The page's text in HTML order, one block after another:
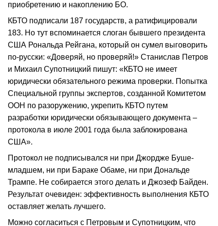
приобретению и накоплению БО.
КБТО подписали 187 государств, а ратифицировали
183. Но тут вспоминается слоган бывшего президента
США Рональда Рейгана, который он сумел выговорить
по-русски: «Доверяй, но проверяй!» Станислав Петров
и Михаил Супотницкий пишут: «КБТО не имеет
юридически обязательного режима проверки. Попытка
Специальной группы экспертов, созданной Комитетом
ООН по разоружению, укрепить КБТО путем
разработки юридически обязывающего документа –
протокола в июле 2001 года была заблокирована
США».
Протокол не подписывался ни при Джордже Буше-
младшем, ни при Бараке Обаме, ни при Дональде
Трампе. Не собирается этого делать и Джозеф Байден.
Результат очевиден: эффективность выполнения КБТО
оставляет желать лучшего.
Можно согласиться с Петровым и Супотницким, что